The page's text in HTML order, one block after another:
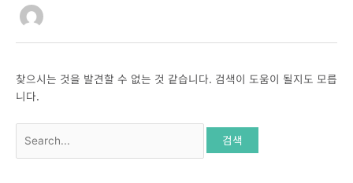
찾으시는 것을 발견할 수 없는 것 같습니다. 검색이 도움이 될지도 모릅
니다.